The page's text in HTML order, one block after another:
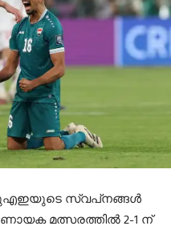
സ്വപ്‌നങ്ങള്‍
മത്സരത്തില്‍ 2-1 ന്